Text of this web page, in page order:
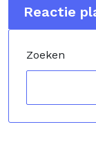
Zoeken